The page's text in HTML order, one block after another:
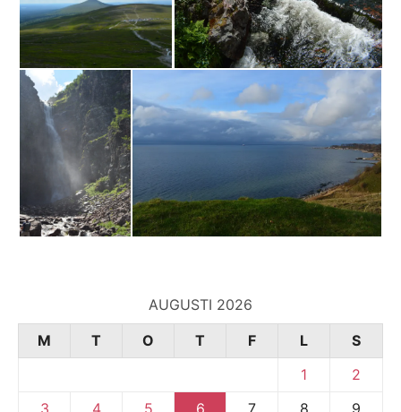
AUGUSTI 2026
M
T O T F L
S
1
2
3
4 5 6 7 8
9